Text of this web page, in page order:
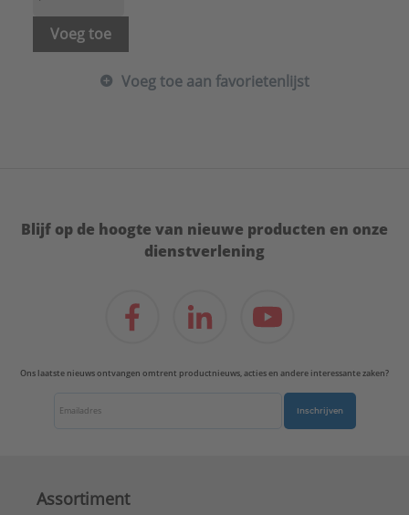
Voeg toe
Voeg toe aan favorietenlijst
Blijf op de hoogte van nieuwe producten en onze
dienstverlening
Ons laatste nieuws ontvangen omtrent productnieuws, acties en andere interessante zaken?
Inschrijven
Assortiment